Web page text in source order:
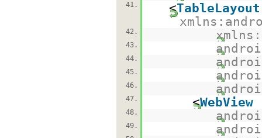
41.
<TableLayout
42.
43.
44.
45.
46.
47. <WebView
48.
49.